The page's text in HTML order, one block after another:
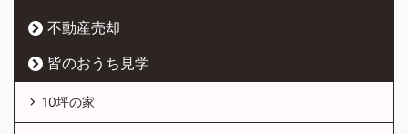
不動産売却
皆のおうち見学
10坪の家